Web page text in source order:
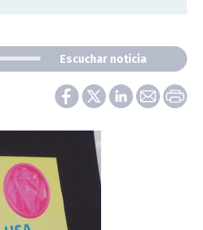
Escuchar noticia